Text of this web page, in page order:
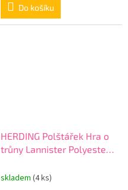
Do košíku
HERDING Polštářek Hra o
trůny Lannister Polyester,
skladem (4 ks)